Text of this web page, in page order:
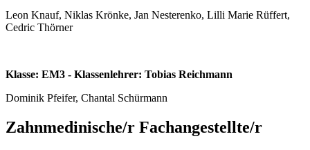
Leon Knauf, Niklas Krönke, Jan Nesterenko, Lilli Marie Rüffert,
Cedric Thörner
Klasse: EM3 - Klassenlehrer: Tobias Reichmann
Dominik Pfeifer, Chantal Schürmann
Zahnmedinische/r Fachangestellte/r